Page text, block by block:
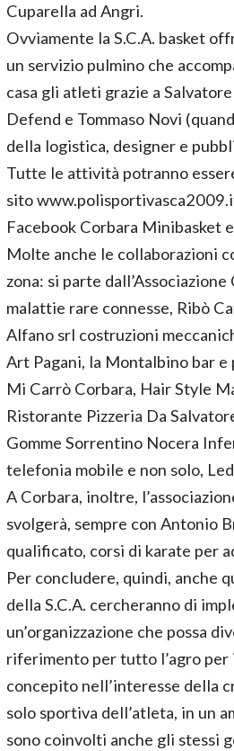
Cuparella ad Angri.
Ovviamente la S.C.A. basket
un servizio pulmino che
casa gli atleti grazie a
Defend e Tommaso Novi
della logistica, designer e
Tutte le attività potranno
sito
Facebook Corbara Minibasket
Molte anche le collaborazioni
zona: si parte
malattie rare connesse, Ribò
Alfano srl costruzioni
Art Pagani, la Montalbino bar
Mi Carrò Corbara, Hair Style
Ristorante Pizzeria Da
Gomme Sorrentino Nocera
telefonia mobile e non solo,
A Corbara, inoltre,
svolgerà, sempre con Antonio
qualificato, corsi di karate per
Per concludere, quindi, anche
della S.C.A. cercheranno di
un’organizzazione che possa
riferimento per tutto l’agro per
concepito nell’interesse della
solo sportiva dell’atleta, in un
sono coinvolti anche gli stessi